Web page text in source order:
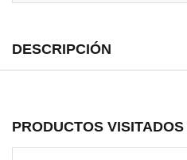
DESCRIPCIÓN
PRODUCTOS